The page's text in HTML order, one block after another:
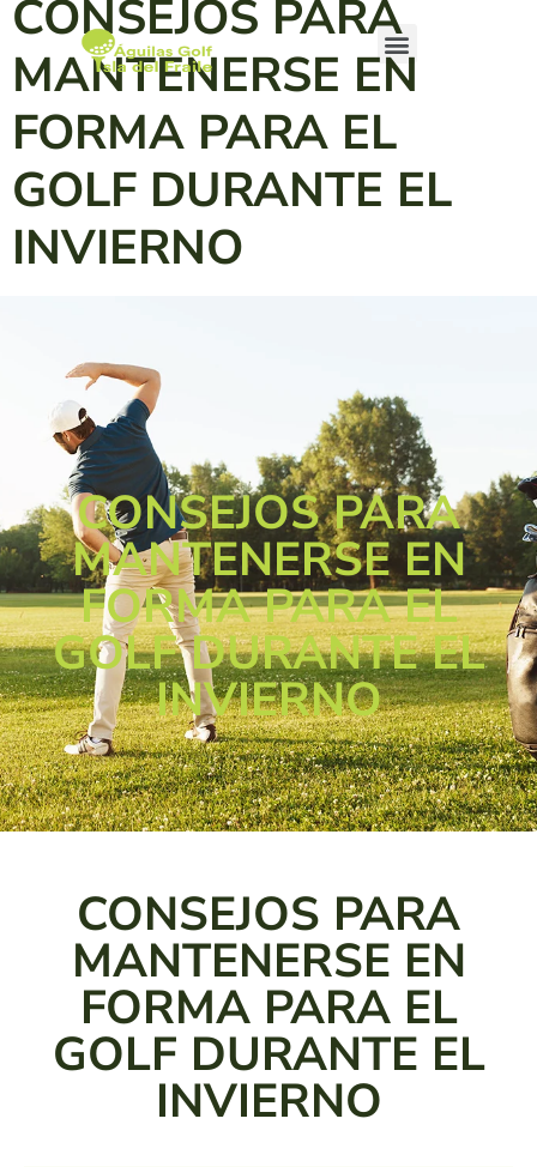
CONSEJOS PARA
MANTENERSE EN
FORMA PARA EL
GOLF DURANTE EL
INVIERNO
CONSEJOS PARA
MANTENERSE EN
FORMA PARA EL
GOLF DURANTE EL
INVIERNO
CONSEJOS PARA
MANTENERSE EN
FORMA PARA EL
GOLF DURANTE EL
INVIERNO